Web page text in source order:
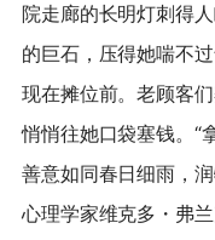
院走廊的长明灯刺得
的巨石，压得她喘不
现在摊位前。老顾客
悄悄往她口袋塞钱。“
善意如同春日细雨，润
心理学家维克多・弗